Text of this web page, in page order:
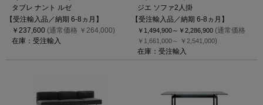
タブレ ナント ルゼ
【受注輸入品／納期 6-8ヵ月】
￥237,600 (通常価格 ￥264,000)
在庫：受注輸入
ジエ ソファ2人掛
【受注輸入品／納期 6-8ヵ月】
￥1,494,900～ ￥2,286,900 (通常価格
￥1,661,000～ ￥2,541,000)
在庫：受注輸入